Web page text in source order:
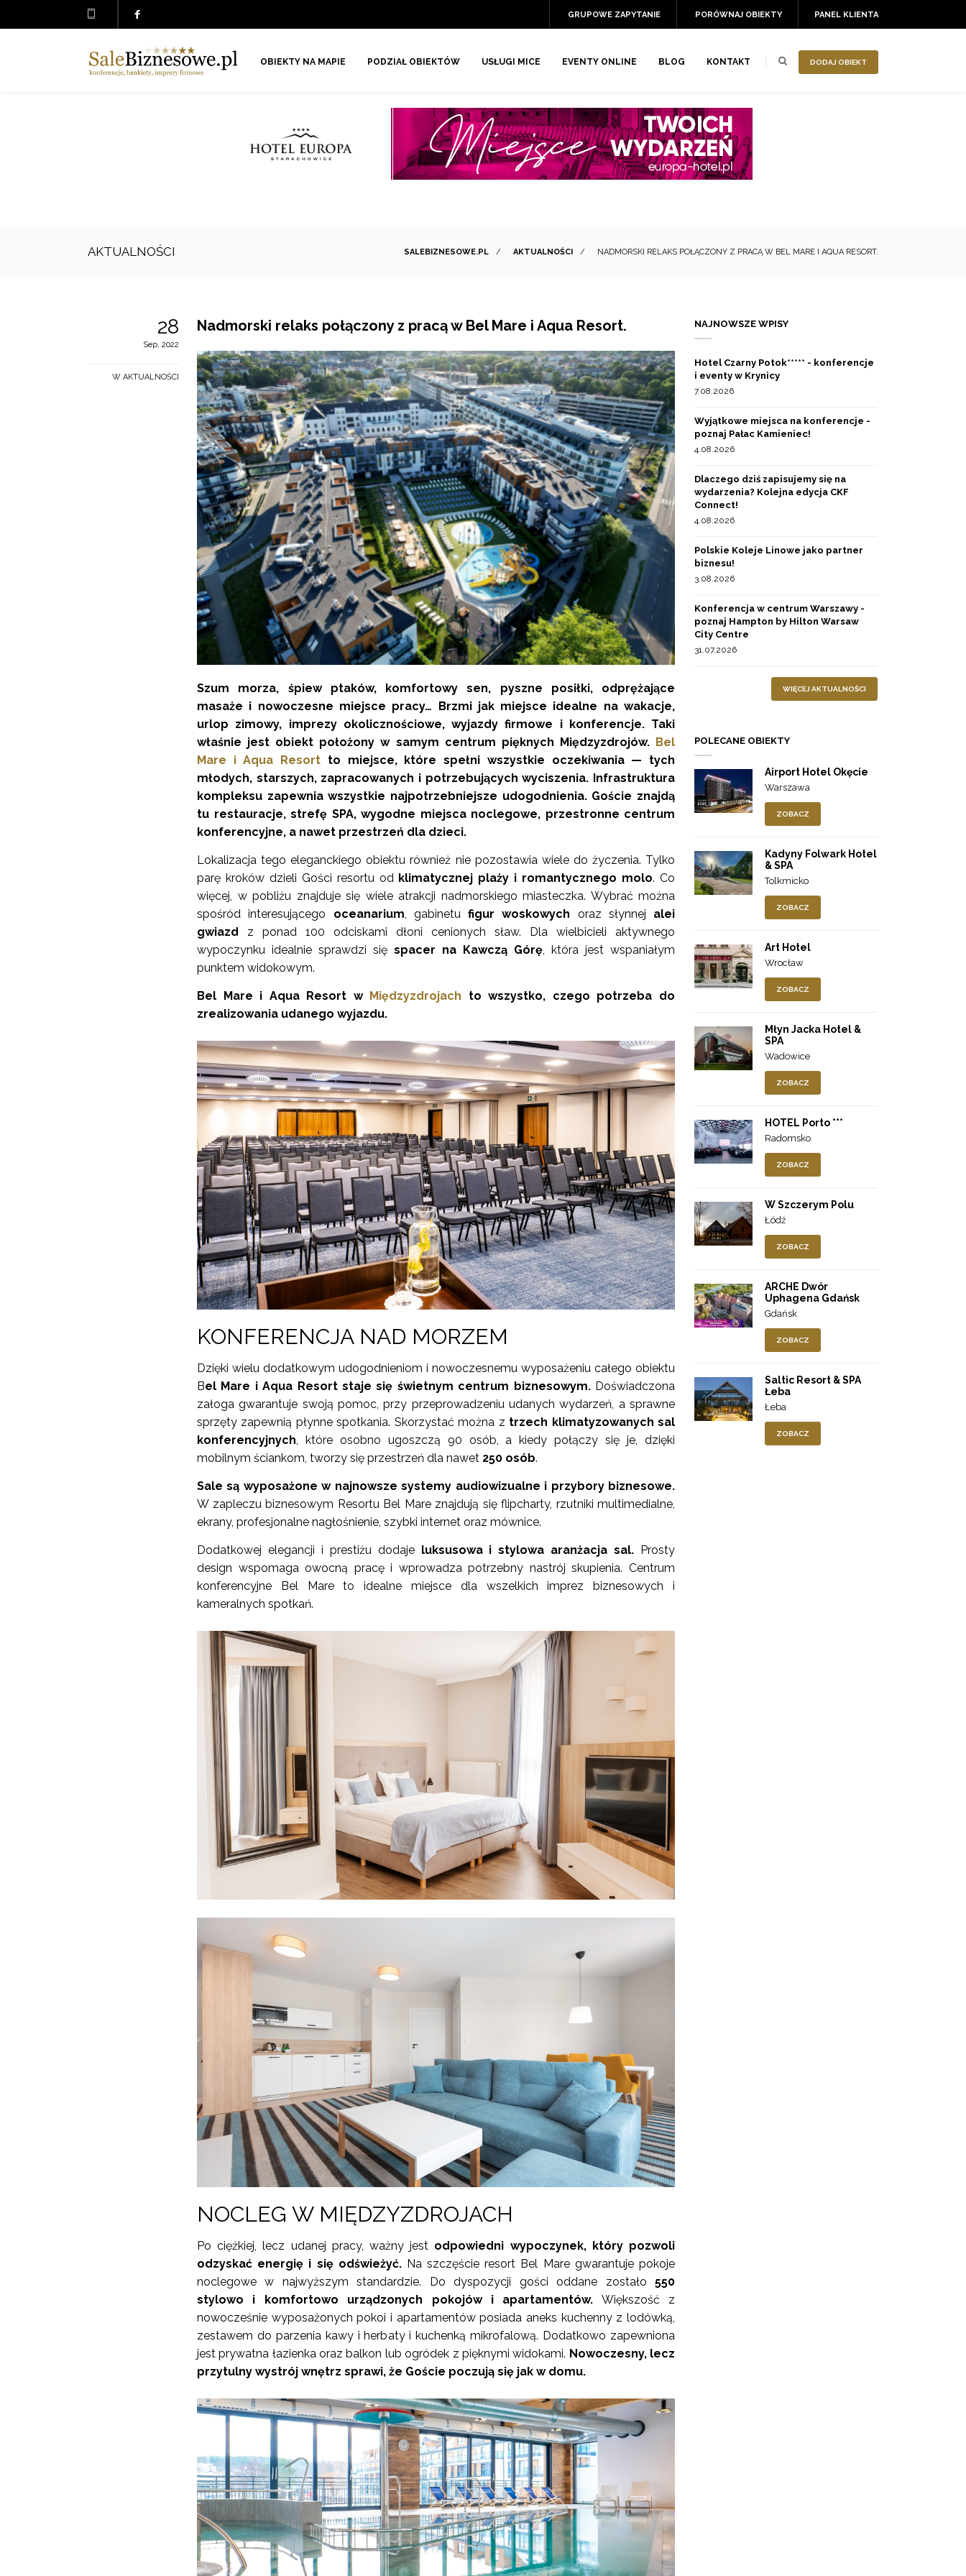
PANEL KLIENTA
PORÓWNAJ OBIEKTY
GRUPOWE ZAPYTANIE
DODAJ OBIEKT
OBIEKTY NA MAPIE PODZIAŁ OBIEKTÓW USŁUGI MICE EVENTY ONLINE BLOG KONTAKT
AKTUALNOŚCI SALEBIZNESOWE.PL / AKTUALNOŚCI / NADMORSKI RELAKS POŁĄCZONY Z PRACĄ W BEL MARE I AQUA RESORT.
28
Sep, 2022
W AKTUALNOŚCI
Nadmorski relaks połączony z pracą w Bel Mare i Aqua Resort.
Szum morza, śpiew ptaków, komfortowy sen, pyszne posiłki, odprężające
masaże i nowoczesne miejsce pracy… Brzmi jak miejsce idealne na wakacje,
urlop zimowy, imprezy okolicznościowe, wyjazdy firmowe i konferencje. Taki
właśnie jest obiekt położony w samym centrum pięknych Międzyzdrojów. Bel
Mare i Aqua Resort to miejsce, które spełni wszystkie oczekiwania — tych
młodych, starszych, zapracowanych i potrzebujących wyciszenia. Infrastruktura
kompleksu zapewnia wszystkie najpotrzebniejsze udogodnienia. Goście znajdą
tu restauracje, strefę SPA, wygodne miejsca noclegowe, przestronne centrum
konferencyjne, a nawet przestrzeń dla dzieci.
Lokalizacja tego eleganckiego obiektu również nie pozostawia wiele do życzenia. Tylko
parę kroków dzieli Gości resortu od klimatycznej plaży i romantycznego molo. Co
więcej, w pobliżu znajduje się wiele atrakcji nadmorskiego miasteczka. Wybrać można
spośród interesującego oceanarium, gabinetu figur woskowych oraz słynnej alei
gwiazd z ponad 100 odciskami dłoni cenionych sław. Dla wielbicieli aktywnego
wypoczynku idealnie sprawdzi się spacer na Kawczą Górę, która jest wspaniałym
punktem widokowym.
Bel Mare i Aqua Resort w Międzyzdrojach to wszystko, czego potrzeba do
zrealizowania udanego wyjazdu.
KONFERENCJA NAD MORZEM
Dzięki wielu dodatkowym udogodnieniom i nowoczesnemu wyposażeniu całego obiektu
Bel Mare i Aqua Resort staje się świetnym centrum biznesowym.Doświadczona
załoga gwarantuje swoją pomoc, przy przeprowadzeniu udanych wydarzeń, a sprawne
sprzęty zapewnią płynne spotkania. Skorzystać można z trzech klimatyzowanych sal
konferencyjnych, które osobno ugoszczą 90 osób, a kiedy połączy się je, dzięki
mobilnym ściankom, tworzy się przestrzeń dla nawet 250 osób.
Sale są wyposażone w najnowsze systemy audiowizualne i przybory biznesowe.
W zapleczu biznesowym Resortu Bel Mare znajdują się flipcharty, rzutniki multimedialne,
ekrany, profesjonalne nagłośnienie, szybki internet oraz mównice.
Dodatkowej elegancji i prestiżu dodaje luksusowa i stylowa aranżacja sal. Prosty
design wspomaga owocną pracę i wprowadza potrzebny nastrój skupienia. Centrum
konferencyjne Bel Mare to idealne miejsce dla wszelkich imprez biznesowych i
kameralnych spotkań.
NOCLEG W MIĘDZYZDROJACH
Po ciężkiej, lecz udanej pracy, ważny jest odpowiedni wypoczynek, który pozwoli
odzyskać energię i się odświeżyć.Na szczęście resort Bel Mare gwarantuje pokoje
noclegowe w najwyższym standardzie. Do dyspozycji gości oddane zostało 550
stylowo i komfortowo urządzonych pokojów i apartamentów. Większość z
nowocześnie wyposażonych pokoi i apartamentów posiada aneks kuchenny z lodówką,
zestawem do parzenia kawy i herbaty i kuchenką mikrofalową. Dodatkowo zapewniona
jest prywatna łazienka oraz balkon lub ogródek z pięknymi widokami. Nowoczesny, lecz
przytulny wystrój wnętrz sprawi, że Goście poczują się jak w domu.
NAJNOWSZE WPISY
Hotel Czarny Potok***** - konferencje
i eventy w Krynicy
7.08.2026
Wyjątkowe miejsca na konferencje -
poznaj Pałac Kamieniec!
4.08.2026
Dlaczego dziś zapisujemy się na
wydarzenia? Kolejna edycja CKF
Connect!
4.08.2026
Polskie Koleje Linowe jako partner
biznesu!
3.08.2026
Konferencja w centrum Warszawy -
poznaj Hampton by Hilton Warsaw
City Centre
31.07.2026
WIĘCEJ AKTUALNOŚCI
POLECANE OBIEKTY
Airport Hotel Okęcie
Warszawa
ZOBACZ
Kadyny Folwark Hotel
& SPA
Tolkmicko
ZOBACZ
Art Hotel
Wrocław
ZOBACZ
Młyn Jacka Hotel &
SPA
Wadowice
ZOBACZ
HOTEL Porto ***
Radomsko
ZOBACZ
W Szczerym Polu
Łódź
ZOBACZ
ARCHE Dwór
Uphagena Gdańsk
Gdańsk
ZOBACZ
Saltic Resort & SPA
Łeba
Łeba
ZOBACZ